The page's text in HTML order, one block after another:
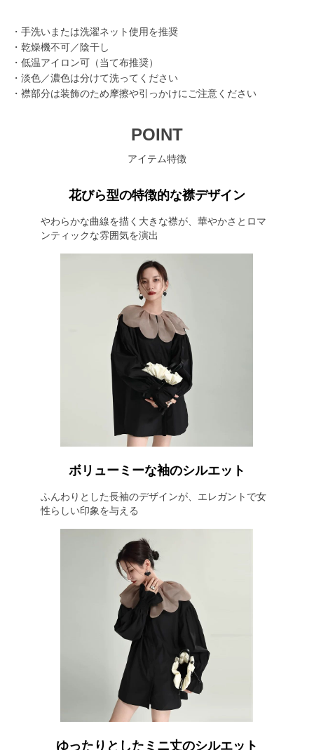
・手洗いまたは洗濯ネット使用を推奨
・乾燥機不可／陰干し
・低温アイロン可（当て布推奨）
・淡色／濃色は分けて洗ってください
・襟部分は装飾のため摩擦や引っかけにご注意ください
POINT
アイテム特徴
花びら型の特徴的な襟デザイン
やわらかな曲線を描く大きな襟が、華やかさとロマ
ンティックな雰囲気を演出
ボリューミーな袖のシルエット
ふんわりとした長袖のデザインが、エレガントで女
性らしい印象を与える
ゆったりとしたミニ丈のシルエット